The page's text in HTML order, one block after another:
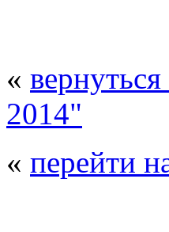
«
2014"
« перейти